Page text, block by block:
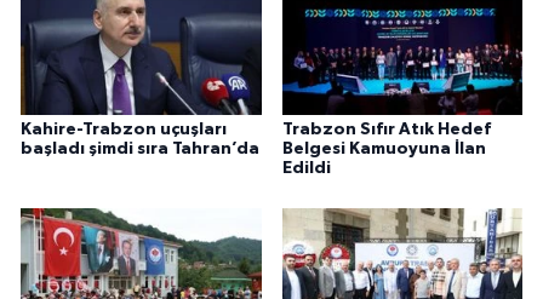
Kahire-Trabzon uçuşları
başladı şimdi sıra Tahran’da
Trabzon Sıfır Atık Hedef
Belgesi Kamuoyuna İlan
Edildi